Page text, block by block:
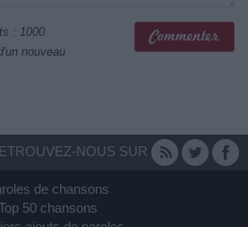
: 1000
nouveau
NOUS SUR
de chansons
50 chansons